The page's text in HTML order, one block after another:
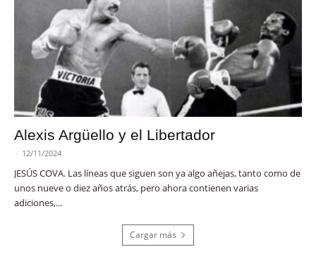
Alexis Argüello y el Libertador
- 12/11/2024
JESÚS COVA. Las líneas que siguen son ya algo añejas, tanto como de
unos nueve o diez años atrás, pero ahora contienen varias
adiciones,...
Cargar más